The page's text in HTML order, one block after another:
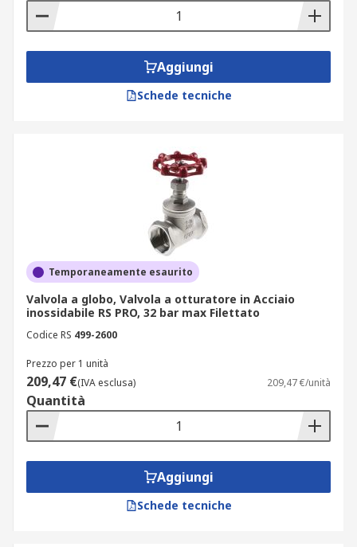
Aggiungi
Schede tecniche
Temporaneamente esaurito
Valvola a globo, Valvola a otturatore in Acciaio
inossidabile RS PRO, 32 bar max Filettato
Codice RS 499-2600
Prezzo per 1 unità
209,47 €(IVA esclusa) 209,47 €/unità
Quantità
Aggiungi
Schede tecniche